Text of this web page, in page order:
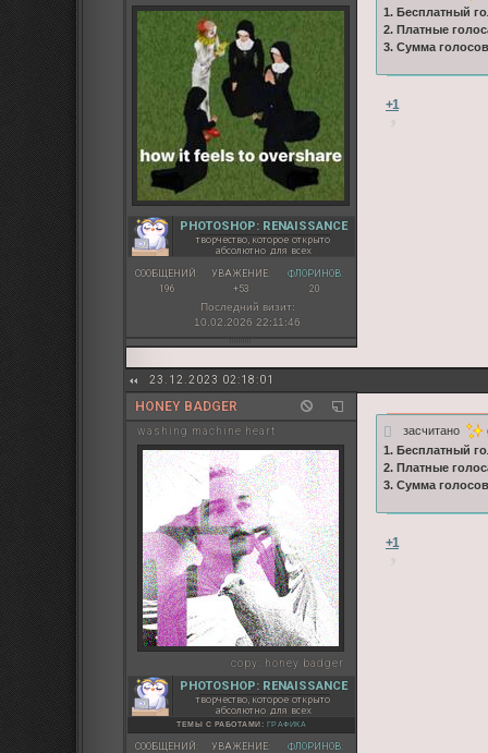
PHOTOSHOP: RENAISSANCE
творчество, которое открыто
абсолютно для всех
СООБЩЕНИЙ:
196
УВАЖЕНИЕ:
+53
ФЛОРИНОВ:
20
Последний визит:
10.02.2026 22:11:46
1. Бесплатный
2. Платные
3. Сумма
+1
23.12.2023 02:18:01
HONEY BADGER
washing machine heart
copy: honey badger
PHOTOSHOP: RENAISSANCE
творчество, которое открыто
абсолютно для всех
ТЕМЫ С РАБОТАМИ: ГРАФИКА
СООБЩЕНИЙ:
УВАЖЕНИЕ:
ФЛОРИНОВ:
засчитано
1. Бесплатный
2. Платные
3. Сумма
+1